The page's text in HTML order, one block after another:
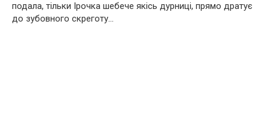
подала, тільки Ірочка шебече якісь дурниці, прямо дратує
до зубовного скреготу…